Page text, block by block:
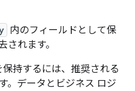
内のフィールドとして保
れます。
持するには、推奨される
。データとビジネス ロジ